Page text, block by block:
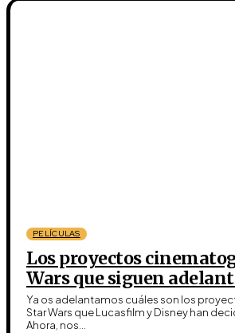
PELÍCULAS
Los proyectos
Wars que siguen
Ya os adelantamos cuáles son los
Star Wars que Lucasfilm y Disney han
Ahora, nos...